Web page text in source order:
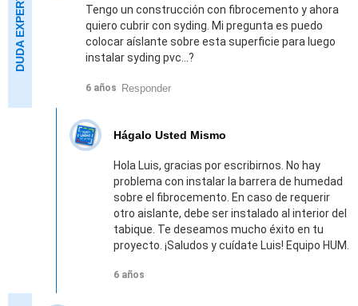
Tengo un construcción con fibrocemento y ahora
quiero cubrir con syding. Mi pregunta es puedo
colocar aíslante sobre esta superficie para luego
instalar syding pvc...?
6 años Responder
Hágalo Usted Mismo
Hola Luis, gracias por escribirnos. No hay
problema con instalar la barrera de humedad
sobre el fibrocemento. En caso de requerir
otro aislante, debe ser instalado al interior del
tabique. Te deseamos mucho éxito en tu
proyecto. ¡Saludos y cuídate Luis! Equipo HUM.
6 años